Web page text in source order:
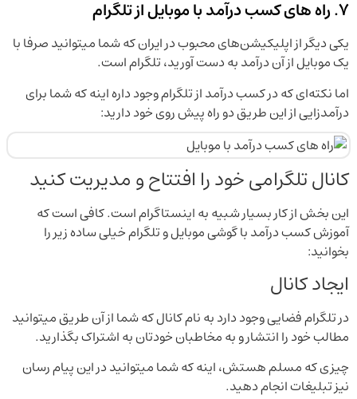
7. راه های کسب درآمد با موبایل از تلگرام
یکی دیگر از اپلیکیشن‌های محبوب در ایران که شما میتوانید صرفا با
یک موبایل از آن درآمد به دست آورید، تلگرام است.
اما نکته‌ای که در کسب درآمد از تلگرام وجود داره اینه که شما برای
درآمدزایی از این طریق دو راه پیش روی خود دارید:
کانال تلگرامی خود را افتتاح و مدیریت کنید
این بخش از کار بسیار شبیه به اینستاگرام است. کافی است که
آموزش کسب درآمد با گوشی موبایل و تلگرام خیلی ساده زیر را
بخوانید:
ایجاد کانال
در تلگرام فضایی وجود دارد به نام کانال که شما از آن طریق میتوانید
مطالب خود را انتشار و به مخاطبان خودتان به اشتراک بگذارید.
چیزی که مسلم هستش، اینه که شما میتوانید در این پیام رسان
نیز تبلیغات انجام دهید.